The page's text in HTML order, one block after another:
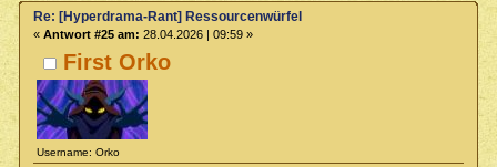
First Orko
Username: Orko
Re: [Hyperdrama-Rant] Ressourcenwürfel
« Antwort #25 am: 28.04.2026 | 09:59 »